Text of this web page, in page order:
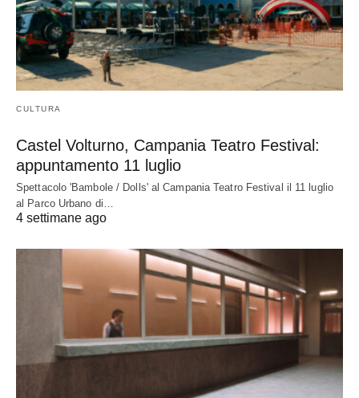
CULTURA
Castel Volturno, Campania Teatro Festival:
appuntamento 11 luglio
Spettacolo 'Bambole / Dolls' al Campania Teatro Festival il 11 luglio
al Parco Urbano di…
4 settimane ago